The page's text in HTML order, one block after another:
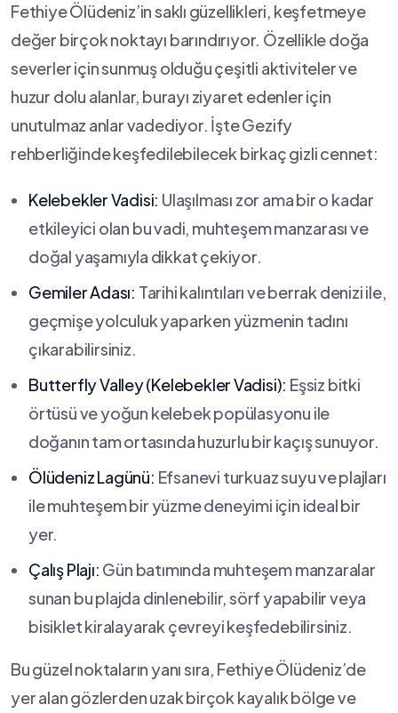
Fethiye‌ Ölüdeniz’in saklı⁣ güzellikleri, keşfetmeye
değer birçok noktayı barındırıyor. Özellikle doğa
severler için sunmuş olduğu çeşitli aktiviteler ve
huzur dolu alanlar, burayı ziyaret edenler için​
unutulmaz ⁤anlar vadediyor. İşte Gezify​
rehberliğinde keşfedilebilecek‍ birkaç gizli cennet:
Kelebekler⁤ Vadisi: Ulaşılması zor ama bir o kadar
etkileyici olan bu vadi, muhteşem ⁣manzarası ‍ve
doğal yaşamıyla ⁢dikkat çekiyor.
Gemiler⁤ Adası: Tarihi kalıntıları ve ⁣berrak denizi‌ ile,
geçmişe⁤ yolculuk yaparken ​yüzmenin tadını
çıkarabilirsiniz.
Butterfly ‌Valley ⁢(Kelebekler ⁣Vadisi): Eşsiz​ bitki
örtüsü ve yoğun kelebek popülasyonu ile
⁢doğanın tam ⁤ortasında⁢ huzurlu bir⁢ kaçış sunuyor.
Ölüdeniz Lagünü: Efsanevi turkuaz‌ suyu⁣ ve ⁢plajları
ile muhteşem bir yüzme deneyimi için ideal bir
yer.
Çalış Plajı: Gün batımında muhteşem manzaralar
sunan bu plajda dinlenebilir, sörf yapabilir veya
bisiklet kiralayarak çevreyi keşfedebilirsiniz.
Bu ​güzel noktaların yanı sıra, Fethiye Ölüdeniz’de
yer alan gözlerden uzak birçok kayalık bölge ve